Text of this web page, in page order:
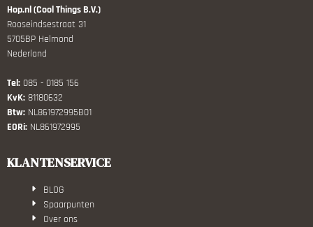
Hop.nl (Cool Things B.V.)
Rooseindsestraat 31
5705BP Helmond
Nederland
Tel: 085 - 0185 156
KvK: 81180632
Btw: NL861972995B01
EORi: NL861972995
KLANTENSERVICE
BLOG
Spaarpunten
Over ons